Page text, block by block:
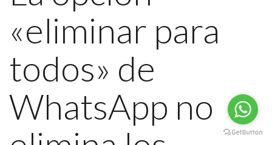
«eliminar para
todos» de
WhatsApp no